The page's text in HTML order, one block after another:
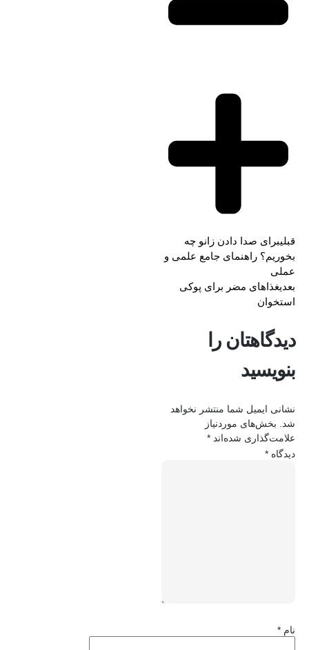
قبلیبرای صدا دادن زانو چه
بخوریم؟ راهنمای جامع علمی و
عملی
بعدیغذاهای مضر برای پوکی
استخوان
دیدگاهتان را
بنویسید
نشانی ایمیل شما منتشر نخواهد
شد. بخش‌های موردنیاز
علامت‌گذاری شده‌اند *
دیدگاه *
نام *